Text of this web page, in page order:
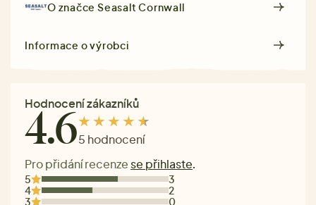
O značceSeasalt Cornwall
Informace o výrobci
Hodnocení zákazníků
4.65 hodnocení
Pro přidání recenze se přihlaste.
5
3
4
2
3
0